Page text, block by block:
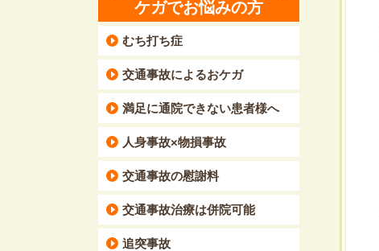
ケガでお悩みの方
むち打ち症
交通事故によるおケガ
満足に通院できない患者様へ
人身事故×物損事故
交通事故の慰謝料
交通事故治療は併院可能
追突事故